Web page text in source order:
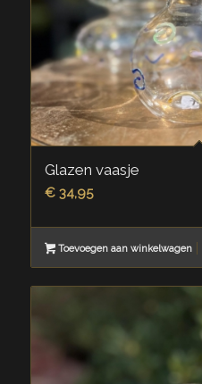
Glazen vaasje
€34,95
Toevoegen aan winkelwagen